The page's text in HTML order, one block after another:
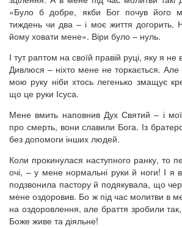
«Було б добре, якби Бог почув його
тиждень чи два – і моє життя догорить.
йому ховати мене». Віри було – нуль.
І тут раптом на своїй правій руці, яку я не
Дивлюся – ніхто мене не торкається. Але
мою руку ніби хтось легенько змащує
що це руки Ісуса.
Мене вмить наповнив Дух Святий – і
про смерть, вони славили Бога. Із
без допомоги інших людей.
Коли прокинулася наступного ранку, то
очі, – у мене нормальні руки й ноги! І
подзвонила пастору й подякувала, що
мене оздоровив. Бо ж під час молитви в
на оздоровлення, але браття зробили
Боже живе та діяльне!